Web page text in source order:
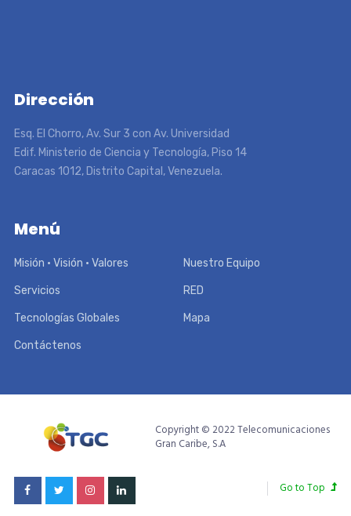
Dirección
Esq. El Chorro, Av. Sur 3 con Av. Universidad
Edif. Ministerio de Ciencia y Tecnología, Piso 14
Caracas 1012, Distrito Capital, Venezuela.
Menú
Misión • Visión • Valores Nuestro Equipo
Servicios RED
Tecnologías Globales Mapa
Contáctenos
Copyright © 2022 Telecomunicaciones
Gran Caribe, S.A
Go to Top